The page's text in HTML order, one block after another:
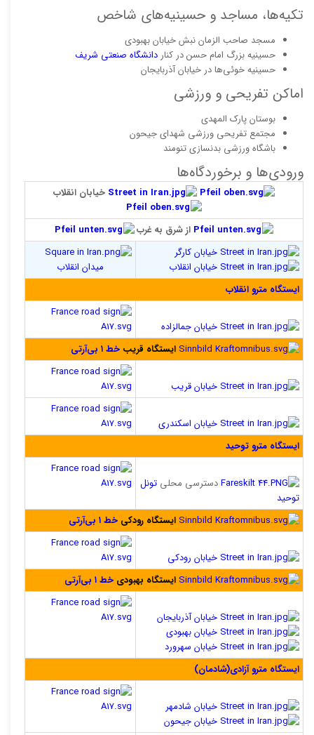
تکیه‌ها، مساجد و حسینیه‌های شاخص
مسجد صاحب الزمان نبش خیابان بهبودی
حسینیه بزرگ امام حسن در کنار دانشگاه صنعتی شریف
حسینیه خوئی‌ها در خیابان آذربایجان
اماکن تفریحی و ورزشی
بوستان پارک المهدی
مجتمع تفریحی ورزشی شهدای جیحون
باشگاه ورزشی بدنسازی تنومند
ورودی‌ها و برخوردگاه‌ها
خیابان انقلاب
از شرق به غرب
خیابان کارگر
خیابان انقلاب
میدان انقلاب
ایستگاه مترو انقلاب
خیابان جمالزاده
ایستگاه قریب خط ۱ بی‌آرتی
خیابان قریب
خیابان اسکندری
ایستگاه مترو توحید
دسترسی محلی تونل
توحید
ایستگاه رودکی خط ۱ بی‌آرتی
خیابان رودکی
ایستگاه بهبودی خط ۱ بی‌آرتی
خیابان آذربایجان
خیابان بهبودی
خیابان سهرورد
ایستگاه مترو آزادی(شادمان)
خیابان شادمهر
خیابان جیحون